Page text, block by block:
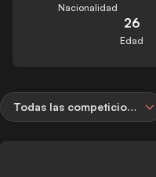
Nacionalidad
26
Edad
Todas las competiciones